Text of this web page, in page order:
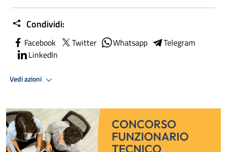
Condividi:
Facebook Twitter Whatsapp
Telegram
LinkedIn
Vedi azioni